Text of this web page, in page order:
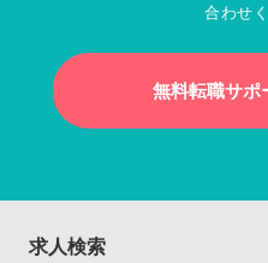
合わせ
無料転職サポ
求人検索